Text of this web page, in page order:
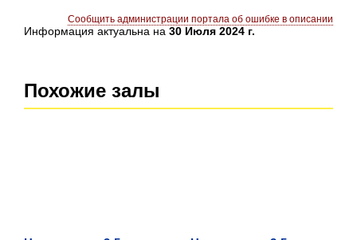
Сообщить администрации портала об ошибке в описании
Информация актуальна на 30 Июля 2024 г.
Похожие залы